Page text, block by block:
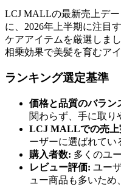
LCJ MALLの最新売上デ
に、2026年上半期に注目
ケアアイテムを厳選しま
相乗効果で美髪を育むア
ランキング選定基準
価格と品質のバラン
関わらず、手に取り
LCJ MALLでの売上
ーザーに選ばれてい
購入者数: 多くのユ
レビュー評価: ユー
ュー商品も多いため